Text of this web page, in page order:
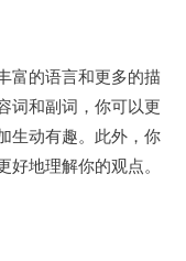
富的语言和更多的描
词和副词，你可以更
生动有趣。此外，你
地理解你的观点。